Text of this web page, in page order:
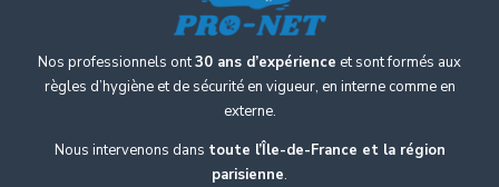
Nos professionnels ont30 ans d’expérience et sont formés aux
règles d’hygiène et de sécurité en vigueur, en interne comme en
externe.
Nous intervenons dans toute l’Île-de-France et la région
parisienne.